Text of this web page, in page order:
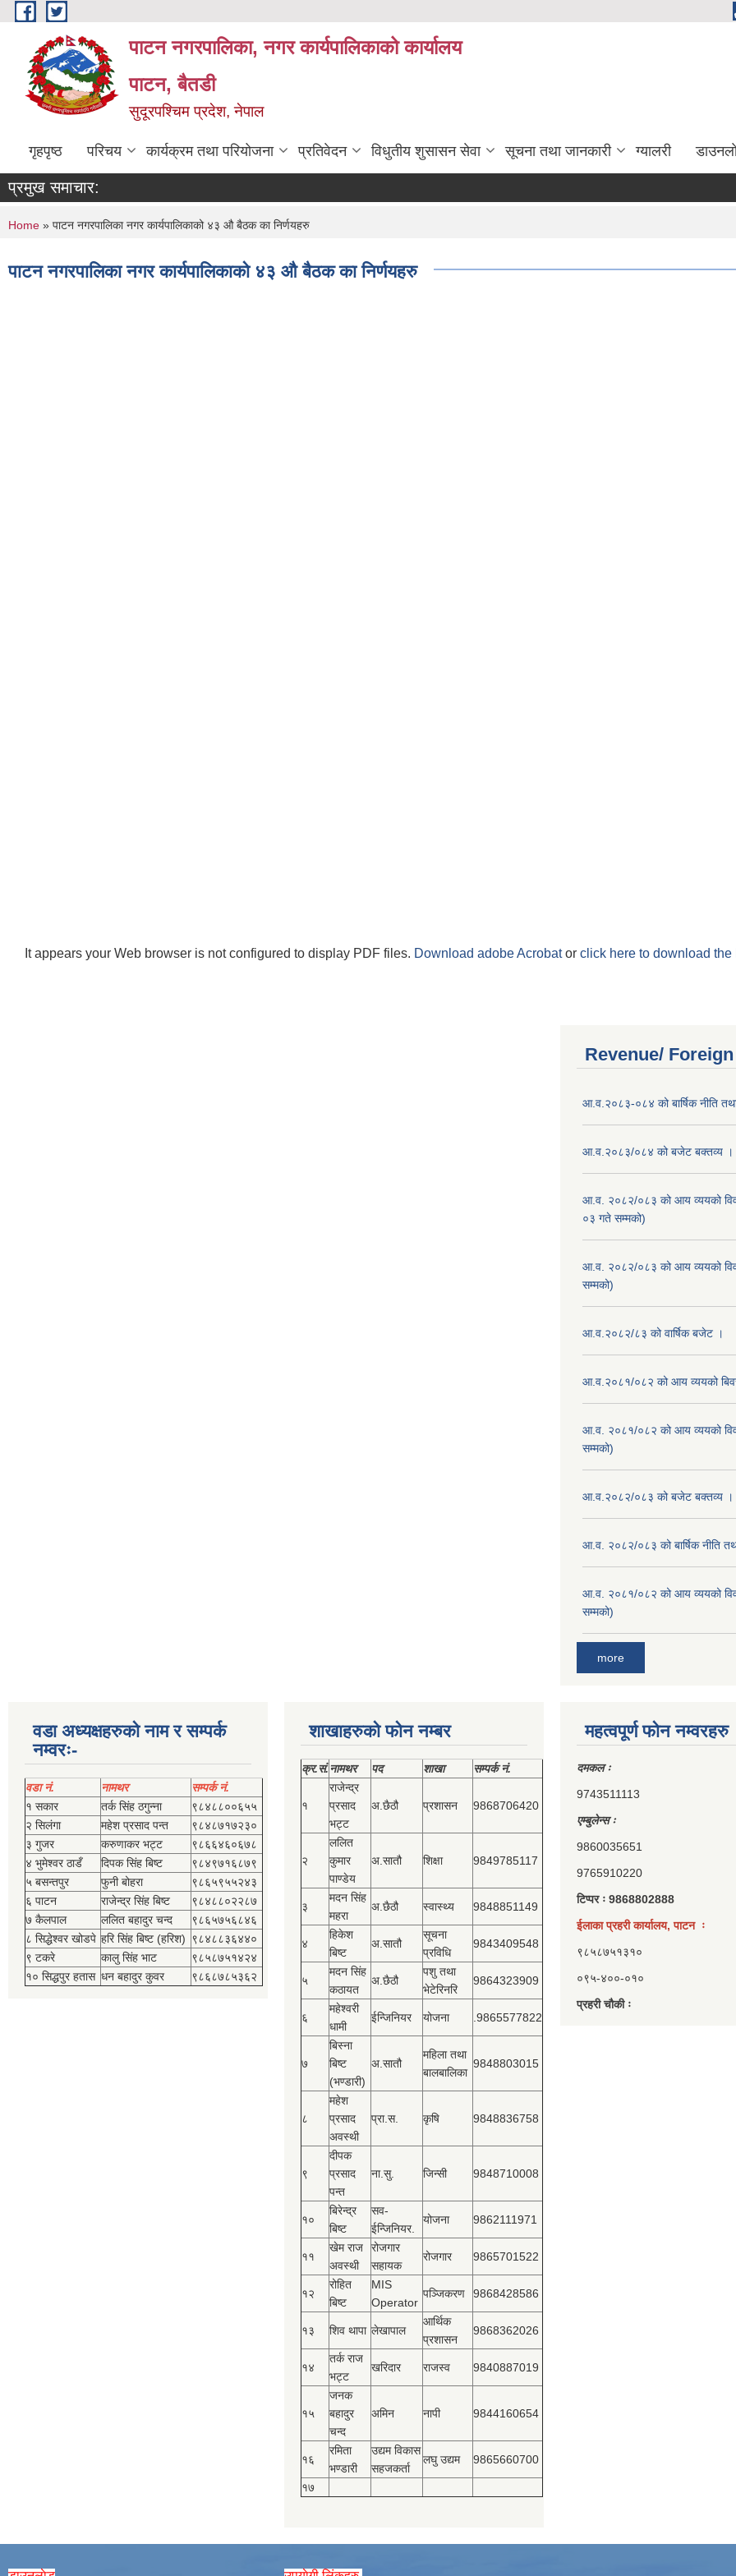
Skip to main content
पाटन नगरपालिका, नगर कार्यपालिकाको कार्यालय
पाटन, बैतडी
सुदूरपश्चिम प्रदेश, नेपाल
गृहपृष्ठ परिचय कार्यक्रम तथा परियोजना प्रतिवेदन विधुतीय शुसासन सेवा सूचना तथा जानकारी ग्यालरी
प्रमुख समाचार:
You are here
Home » पाटन नगरपालिका नगर कार्यपालिकाको ४३ औ बैठक का निर्णयहरु
पाटन नगरपालिका नगर कार्यपालिकाको ४३ औ बैठक का निर्णयहरु
It appears your Web browser is not configured to display PDF files. Download adobe Acrobator click here to download the
Revenue/
आ.व.२०८३-०८४ को बार्षिक नीति
आ.व.२०८३/०८४ को बजेट बक्तव्य ।
आ.व. २०८२/०८३ को आय व्ययको
०३ गते सम्मको)
आ.व. २०८२/०८३ को आय व्ययको
सम्मको)
आ.व.२०८२/८३ को वार्षिक बजेट ।
आ.व.२०८१/०८२ को आय व्ययको
आ.व. २०८१/०८२ को आय व्ययको
सम्मको)
आ.व.२०८२/०८३ को बजेट बक्तव्य ।
आ.व. २०८२/०८३ को बार्षिक नीति
आ.व. २०८१/०८२ को आय व्ययको
सम्मको)
more
वडा अध्यक्षहरुको नाम र सम्पर्क
नम्वरः-
वडा नं. नामथर
सम्पर्क नं.
१ सकार
तर्क सिंह ठगुन्‍ना
९८४८८००६५५
२ सिलंगा
महेश प्रसाद पन्त
९८४८७१७२३०
३ गुजर
करुणाकर भट्ट
९८६६४६०६७८
४ भुमेश्‍वर ठाडँ
दिपक सिंह बिष्‍ट
९८४९७१६८७९
५ बसन्तपुर
फुनी बोहरा
९८६५९५५२४३
६ पाटन
राजेन्द्र सिंह बिष्‍ट
९८४८८०२२८७
७ कैलपाल
ललित बहादुर चन्द
९८६५७५६८४६
८ सिद्धेश्‍वर खोडपे हरि सिंह बिष्‍ट (हरिश) ९८४८८३६४४०
९ टकरे
कालु सिंह भाट
९८५८७५१४२४
१० सिद्धपुर हतास धन बहादुर कुवर ९८६८७८५३६२
शाखाहरुको फोन नम्बर
क्र.सं.नामथर पद शाखा सम्‍पर्क नं.
१
राजेन्द्र
प्रसाद
भट्ट
अ.छैठौ प्रशासन 9868706420
२
ललित
कुमार
पाण्डेय
अ.सातौ शिक्षा 9849785117
३
मदन सिंह
महरा
अ.छैठौ स्वास्थ्य 9848851149
४
हिकेश
बिष्‍ट
अ.सातौ
सूचना
प्रविधि
9843409548
५
मदन सिंह
कठायत
अ.छैठौ
पशु तथा
भेटेरिनरि
9864323909
६
महेश्‍वरी
धामी
ईन्जिनियर योजना .9865577822
७
बिस्‍ना
बिष्‍ट
(भण्डारी)
अ.सातौ
महिला तथा
बालबालिका
9848803015
८
महेश
प्रसाद
अवस्थी
प्रा.स. कृषि 9848836758
९
दीपक
प्रसाद
पन्त
ना.सु. जिन्सी 9848710008
१०
बिरेन्द्र
बिष्‍ट
सव-
ईन्जिनियर.
योजना 9862111971
११
खेम राज
अवस्थी
रोजगार
सहायक
रोजगार 9865701522
१२
रोहित
बिष्‍ट
MIS
Operator
पञ्‍जिकरण 9868428586
१३ शिव थापा लेखापाल
आर्थिक
प्रशासन
9868362026
१४
तर्क राज
भट्ट
खरिदार राजस्‍व 9840887019
१५
जनक
बहादुर
चन्द
अमिन नापी 9844160654
१६
रमिता
भण्डारी
उद्यम विकास
सहजकर्ता
लघु उद्यम 9865660700
१७
महत्वपूर्ण फोन नम्वरहरु
दमकल ः
9743511113
एम्बुलेन्स ः
9860035651
9765910220
टिप्पर ः 9868802888
ईलाका प्रहरी कार्यालय, पाटन ः
९८५८७५१३१०
०९५-४००-०१०
प्रहरी चौकी ः